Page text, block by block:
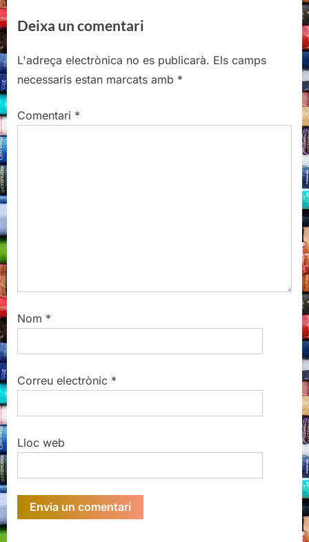
o
s
P
s
t
o
s
:
Deixa un comentari
L'adreça electrònica no es publicarà. Els camps
necessaris estan marcats amb *
Comentari *
Nom *
Correu electrònic *
Lloc web